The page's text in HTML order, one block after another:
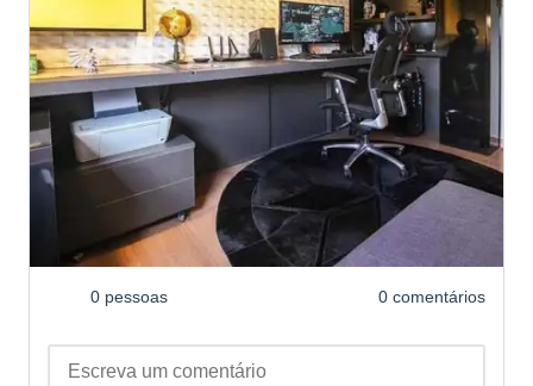
0 pessoas 0 comentários